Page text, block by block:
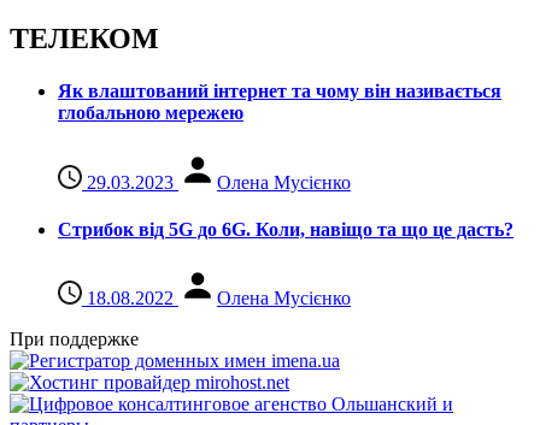
ТЕЛЕКОМ
Як влаштований інтернет та чому він називається
глобальною мережею
29.03.2023 Олена Мусієнко
Стрибок від 5G до 6G. Коли, навіщо та що це даcть?
18.08.2022
Олена Мусієнко
При поддержке